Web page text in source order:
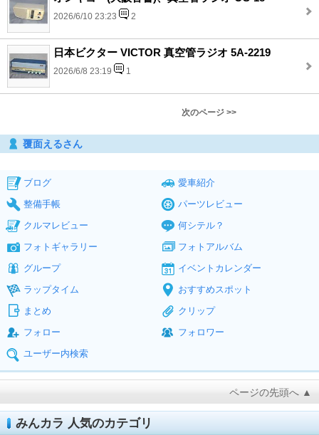
2026/6/10 23:23 2
日本ビクター VICTOR 真空管ラジオ 5A-2219
2026/6/8 23:19 1
次のページ >>
覆面えるさん
ブログ
愛車紹介
整備手帳
パーツレビュー
クルマレビュー
何シテル？
フォトギャラリー
フォトアルバム
グループ
イベントカレンダー
ラップタイム
おすすめスポット
まとめ
クリップ
フォロー
フォロワー
ユーザー内検索
ページの先頭へ ▲
みんカラ 人気のカテゴリ